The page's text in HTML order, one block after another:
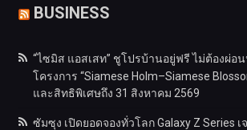
BUSINESS
“ไซมิส แอสเสท” ชูโปรบ้านอยู่ฟรี ไม่ต้องผ่อน
โครงการ “Siamese Holm–Siamese
และสิทธิพิเศษถึง 31 สิงหาคม 2569
ซัมซุง เปิดยอดจองทั่วโลก Galaxy Z Series เ